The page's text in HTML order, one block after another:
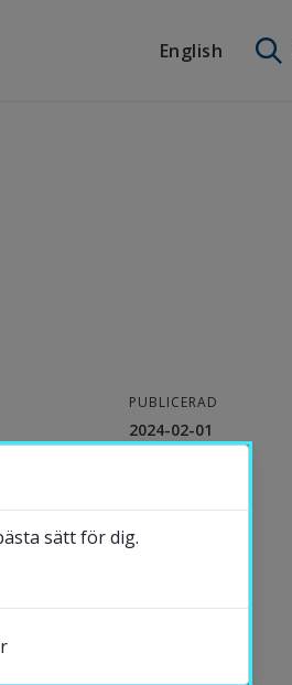
English
PUBLICERAD
2024-02-01
DELA
sätt för dig.